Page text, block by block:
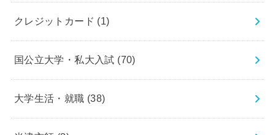
クレジットカード (1)
国公立大学・私大入試 (70)
大学生活・就職 (38)